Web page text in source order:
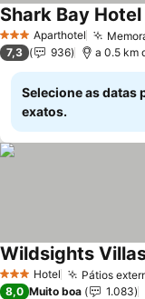
3 EstrelasAparthotel
Shark Bay Hotel
7,3 936 a 0.5 km
Selecione as datas
exatos.
3 EstrelasHotel Pátios
Wildsights
8,0 Muito boa 1.083